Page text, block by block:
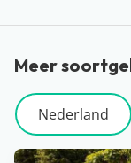
Meer
Nederland